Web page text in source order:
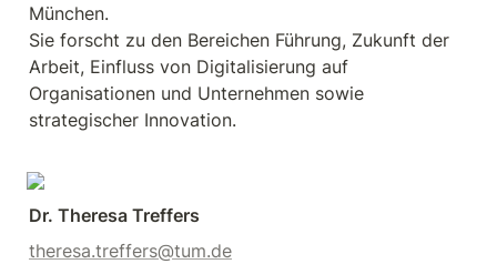
München.
Sie forscht zu den Bereichen Führung, Zukunft der
Arbeit, Einfluss von Digitalisierung auf
Organisationen und Unternehmen sowie
strategischer Innovation.
Dr. Theresa Treffers
theresa.treffers@tum.de